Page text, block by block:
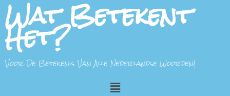
Wat Betekent
Het?
Voor De Betekenis Van Alle Nederlandse Woorden!